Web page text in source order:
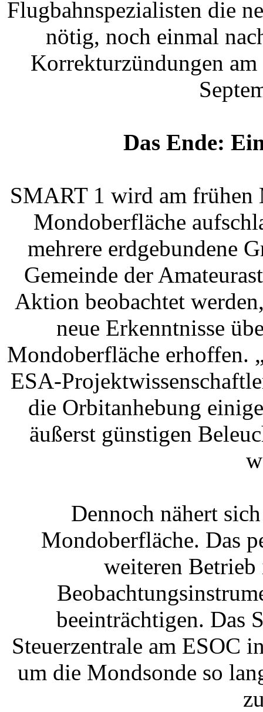
Flugbahnspezialisten die
nötig, noch einmal
Korrekturzündungen
Das Ende:
SMART 1 wird am frühen
Mondoberfläche
mehrere erdgebundene
Gemeinde der
Aktion beobachtet
neue Erkenntnisse
Mondoberfläche erhoffen.
ESA-
die Orbitanhebung
äußerst günstigen
Dennoch nähert
Mondoberfläche. Das
weiteren
beeinträchtigen. Das
Steuerzentrale am ESOC
um die Mondsonde so